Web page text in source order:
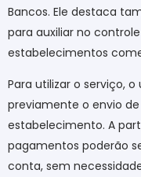
Bancos. Ele destaca
para auxiliar no
estabelecimentos
Para utilizar o serviço,
previamente o envio
estabelecimento. A
pagamentos poderão
conta, sem